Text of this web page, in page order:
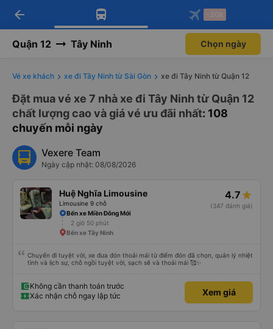
Tải app Vexere ngay!
Nhận ưu đãi thành viên độc
Mở app
Tải app Vexere
-30k/ghế khi đặt vé máy bay qua
Mở app
arrow_back -30k
Quận 12 Tây Ninh Chọn ngày
Vé xe khách xe đi Tây Ninh từ Sài Gòn xe đi Tây Ninh từ Quận 12
Đặt mua vé xe 7 nhà xe đi Tây Ninh từ Quận 12
chất lượng cao và giá vé ưu đãi nhất: 108
chuyến mỗi ngày
Vexere Team
Ngày cập nhật: 08/08/2026
Huệ Nghĩa Limousine
Limousine 9 chỗ
4.7
(347 đánh giá)
Bến xe Miền Đông Mới
2 giờ 50 phút
Bến xe Tây Ninh
Chuyến đi tuyệt vời, xe đưa đón thoải mái từ điểm đón đã chọn, quản lý nhiệt
tình và lịch sự, chỗ ngồi tuyệt vời, sạch sẽ và thoải mái 🥰✨
Không cần thanh toán trước
Xác nhận chỗ ngay lập tức
Xem giá